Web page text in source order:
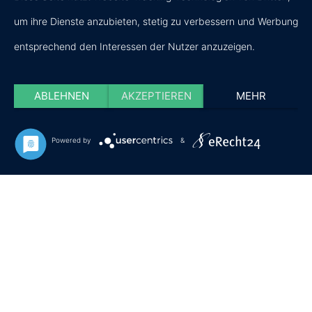
Uwe
Warzecha
8
Segeberg
Fax: 04551 -
96 71 94
77 60 947
um ihre Dienste anzubieten, stetig zu verbessern und Werbung
entsprechend den Interessen der Nutzer anzuzeigen.
ABLEHNEN AKZEPTIEREN MEHR
Powered by &